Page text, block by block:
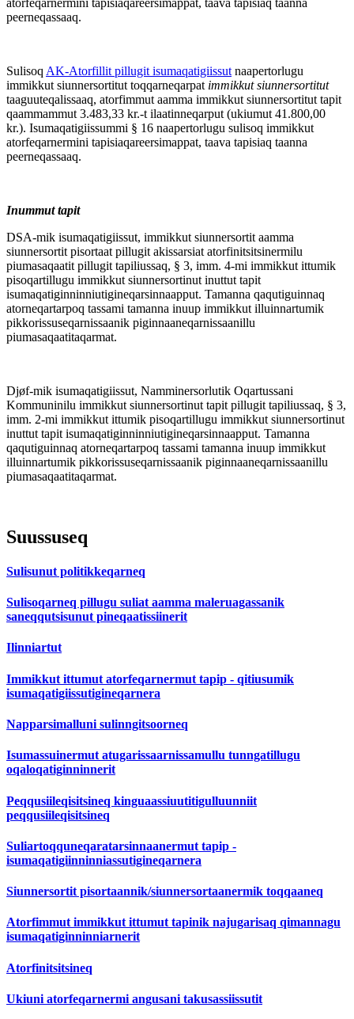
peerneqassaaq.
Sulisoq AK-Atorfillit pillugit isumaqatigiissut naapertorlugu
immikkut siunnersortitut toqqarneqarpat immikkut siunnersortitut
taaguuteqalissaaq, atorfimmut aamma immikkut siunnersortitut tapit
qaammammut 3.483,33 kr.-t ilaatinneqarput (ukiumut 41.800,00
kr.). Isumaqatigiissummi § 16 naapertorlugu sulisoq immikkut
atorfeqarnermini tapisiaqareersimappat, taava tapisiaq taanna
peerneqassaaq.
Inummut tapit
DSA-mik isumaqatigiissut, immikkut siunnersortit aamma
siunnersortit pisortaat pillugit akissarsiat atorfinitsitsinermilu
piumasaqaatit pillugit tapiliussaq, § 3, imm. 4-mi immikkut ittumik
pisoqartillugu immikkut siunnersortinut inuttut tapit
isumaqatiginninniutigineqarsinnaapput. Tamanna qaqutiguinnaq
atorneqartarpoq tassami tamanna inuup immikkut illuinnartumik
pikkorissuseqarnissaanik piginnaaneqarnissaanillu
piumasaqaatitaqarmat.
Djøf-mik isumaqatigiissut, Namminersorlutik Oqartussani
Kommuninilu immikkut siunnersortinut tapit pillugit tapiliussaq, § 3,
imm. 2-mi immikkut ittumik pisoqartillugu immikkut siunnersortinut
inuttut tapit isumaqatiginninniutigineqarsinnaapput. Tamanna
qaqutiguinnaq atorneqartarpoq tassami tamanna inuup immikkut
illuinnartumik pikkorissuseqarnissaanik piginnaaneqarnissaanillu
piumasaqaatitaqarmat.
Suussuseq
Sulisunut politikkeqarneq
Sulisoqarneq pillugu suliat aamma maleruagassanik
saneqqutsisunut pineqaatissiinerit
Ilinniartut
Immikkut ittumut atorfeqarnermut tapip - qitiusumik
isumaqatigiissutigineqarnera
Napparsimalluni sulinngitsoorneq
Isumassuinermut atugarissaarnissamullu tunngatillugu
oqaloqatiginninnerit
Peqqusiileqisitsineq kinguaassiuutitigulluunniit
peqqusiileqisitsineq
Suliartoqquneqaratarsinnaanermut tapip -
isumaqatigiinninniassutigineqarnera
Siunnersortit pisortaannik/siunnersortaanermik toqqaaneq
Atorfimmut immikkut ittumut tapinik najugarisaq qimannagu
isumaqatiginninniarnerit
Atorfinitsitsineq
Ukiuni atorfeqarnermi angusani takusassiissutit